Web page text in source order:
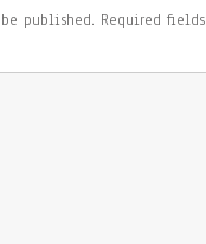
published. Required